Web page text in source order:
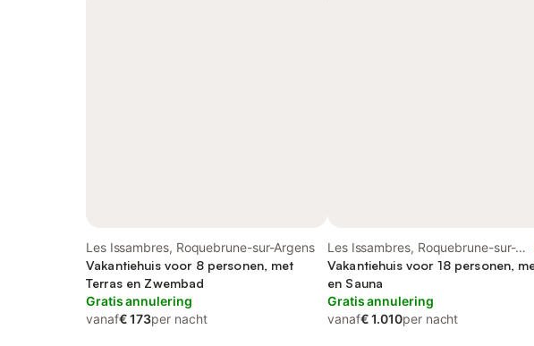
Les Issambres, Roquebrune-sur-Argens
Vakantiehuis voor 8 personen, met
Terras en Zwembad
Gratis annulering
vanaf€ 173per nacht
Les Issambres, Roquebrune-sur-
Argens
Vakantiehuis voor 18 personen,
en Sauna
Gratis annulering
vanaf€ 1.010per nacht